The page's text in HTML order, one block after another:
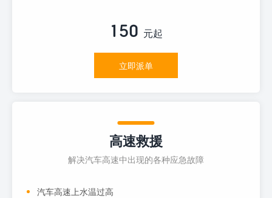
150 元起
立即派单
高速救援
解决汽车高速中出现的各种应急故障
汽车高速上水温过高